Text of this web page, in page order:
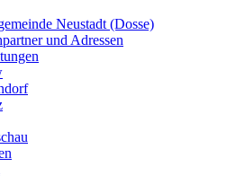
Neustadt (Dosse)
und Adressen